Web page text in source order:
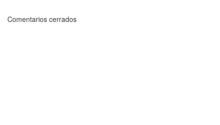
Comentarios cerrados